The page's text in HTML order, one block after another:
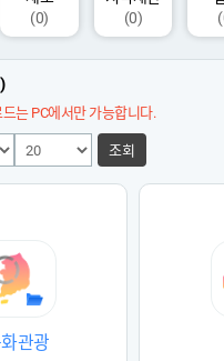
(0)
(0)
는 PC에서만 가능합니다.
조회
관광